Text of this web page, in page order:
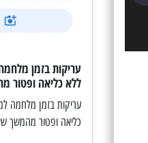
ללא כליאה ופטור
כליאה ופטור מהמשך